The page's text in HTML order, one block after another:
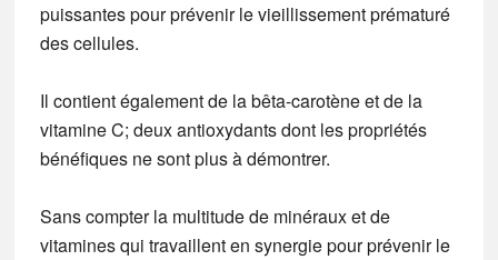
puissantes pour prévenir le vieillissement prématuré
des cellules.
Il contient également de la bêta-carotène et de la
vitamine C; deux antioxydants dont les propriétés
bénéfiques ne sont plus à démontrer.
Sans compter la multitude de minéraux et de
vitamines qui travaillent en synergie pour prévenir le